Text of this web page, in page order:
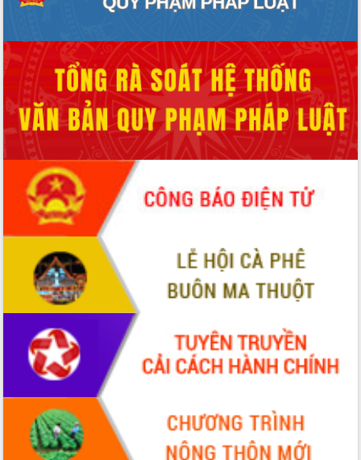
Tiến
niệm 101 năm Ngày Báo chí Cách
mạng Việt Nam
Đắk Lắk sơ kết 4 năm triển khai thực
hiện Đề án 06 của Chính phủ
Họp báo thông tin về Hội nghị Công bố
Quy hoạch và Xúc tiến đầu tư tỉnh Đắk
Lắk
Khơi thông điểm nghẽn, đẩy nhanh
giải ngân vốn khắc phục thiên tai
HĐND tỉnh thông qua điều chỉnh Quy
hoạch tỉnh thời kỳ 2021-2030
Hội thảo góp ý hồ sơ điều chỉnh quy
hoạch tỉnh Đắk Lắk thời kỳ 2021-2030,
tầm nhìn đến năm 2050
Nâng cao hiệu quả hoạt động của các
doanh nghiệp nhà nước
Hội nghị triển khai kết nối mạng
truyền số liệu chuyên dùng phục vụ cơ
quan Đảng, Nhà nước
Lễ phát động chuỗi hoạt động chung
tay làm sạch môi trường
Xã Ea Kar bước chuyển mình trong
công tác cải cách hành chính mô hình
mới